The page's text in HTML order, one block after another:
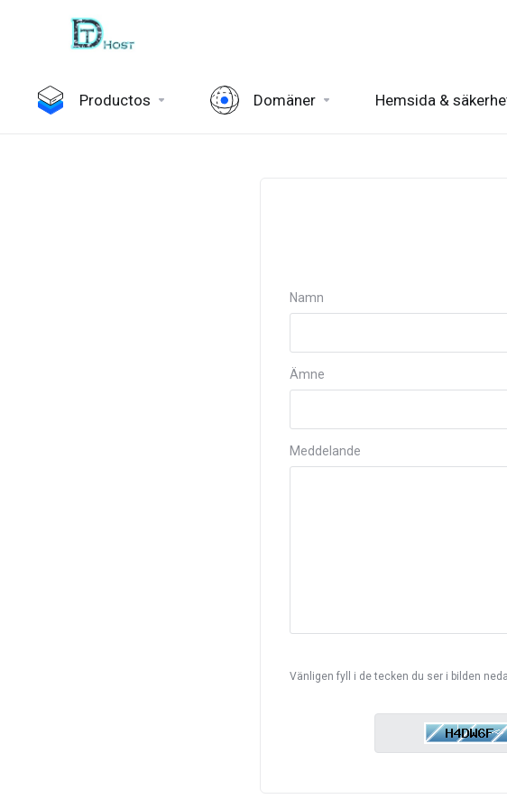
Productos Domäner Hemsida &
Namn
Ämne
Meddelande
Vänligen fyll i de tecken du ser i bilden